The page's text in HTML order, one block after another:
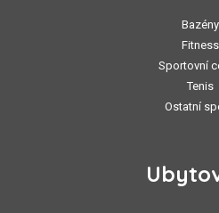
Bazény
Fitness
Sportovní
Tenis
Ostatní